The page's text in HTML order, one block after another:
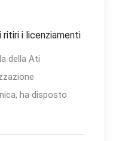
ritiri i licenziamenti
della Ati
ha disposto